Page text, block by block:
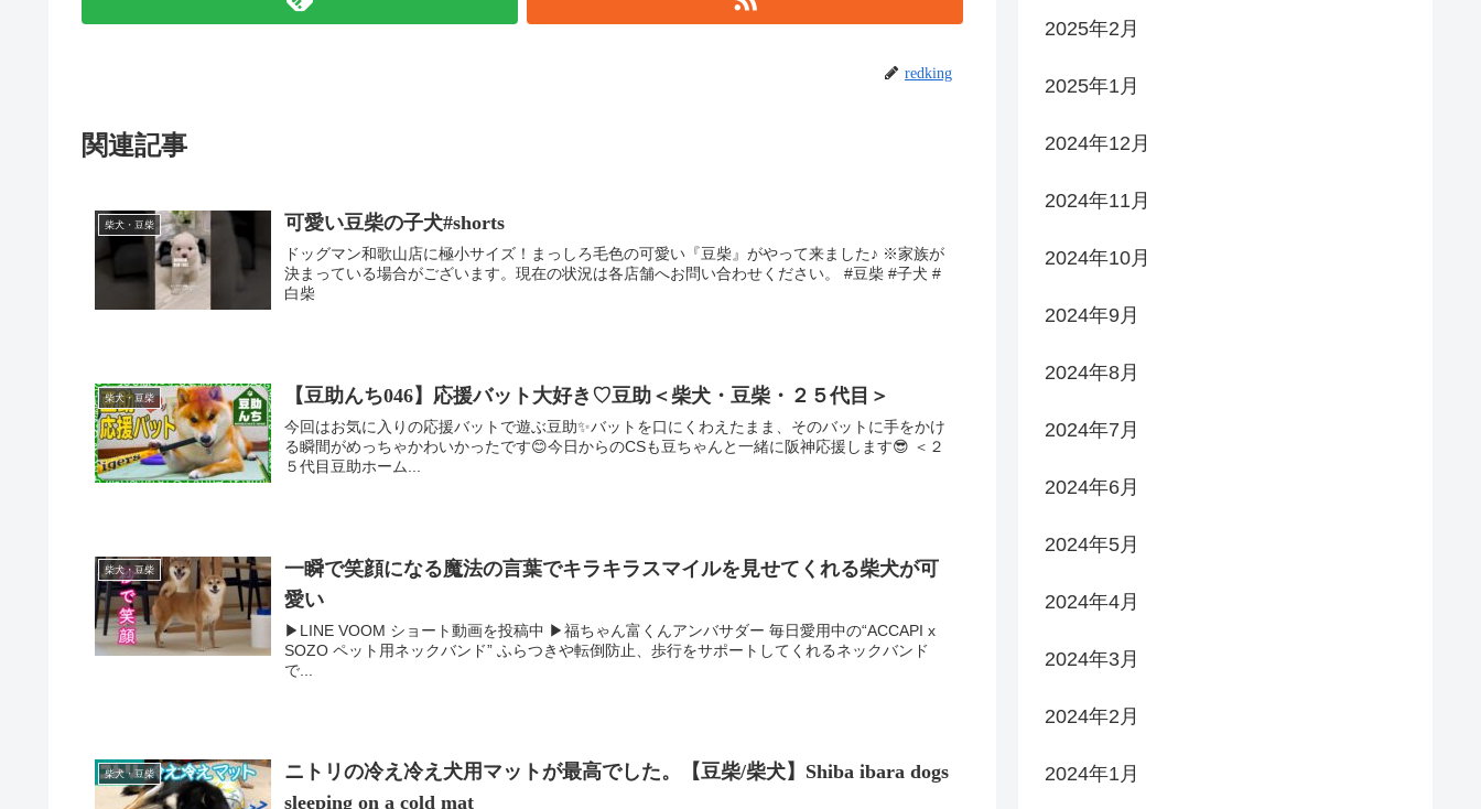
redking
関連記事
柴犬・豆柴 可愛い豆柴の子犬#shorts
ドッグマン和歌山店に極小サイズ！まっしろ毛色の可愛い『豆柴』がやって来ました♪ ※家族が
決まっている場合がございます。現在の状況は各店舗へお問い合わせください。 #豆柴 #子犬 #
白柴
柴犬・豆柴 【豆助んち046】応援バット大好き♡豆助＜柴犬・豆柴・２５代目＞
今回はお気に入りの応援バットで遊ぶ豆助✨バットを口にくわえたまま、そのバットに手をかけ
る瞬間がめっちゃかわいかったです😊今日からのCSも豆ちゃんと一緒に阪神応援します😎 ＜２
５代目豆助ホーム...
柴犬・豆柴
一瞬で笑顔になる魔法の言葉でキラキラスマイルを見せてくれる柴犬が可
愛い
▶︎LINE VOOM ショート動画を投稿中 ▶︎福ちゃん富くんアンバサダー 毎日愛用中の“ACCAPI x
SOZO ペット用ネックバンド” ふらつきや転倒防止、歩行をサポートしてくれるネックバンド
で...
柴犬・豆柴
ニトリの冷え冷え犬用マットが最高でした。【豆柴/柴犬】Shiba ibara dogs
sleeping on a cold mat
2025年2月
2025年1月
2024年12月
2024年11月
2024年10月
2024年9月
2024年8月
2024年7月
2024年6月
2024年5月
2024年4月
2024年3月
2024年2月
2024年1月